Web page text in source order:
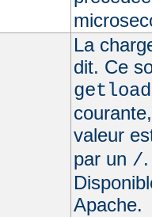
La
dit. Ce
valeur
par un /.
Apache.